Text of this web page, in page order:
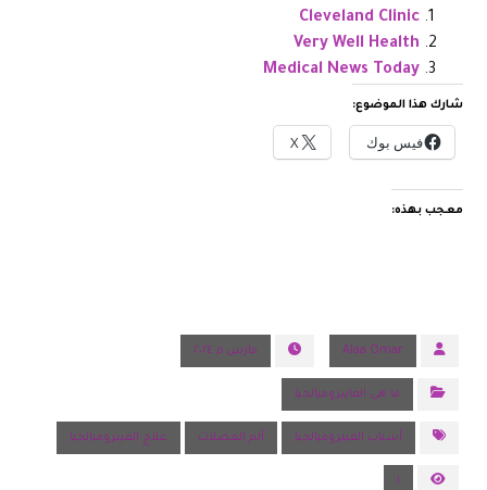
Cleveland Clinic
Very Well Health
Medical News Today
شارك هذا الموضوع:
فيس بوك X
معجب بهذه:
Alaa Omar مارس ٥, ٢٠٢٤
ما هي الفايبروميالجيا
أسباب الفيبروميالجيا ألم العضلات علاج الفيبروميالجيا
١